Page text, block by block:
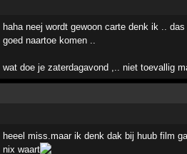
haha neej wordt gewoon carte denk ik ..
goed naartoe komen ..
wat doe je zaterdagavond ,.. niet toevallig
heeel miss.maar ik denk dak bij huub film
nix waart